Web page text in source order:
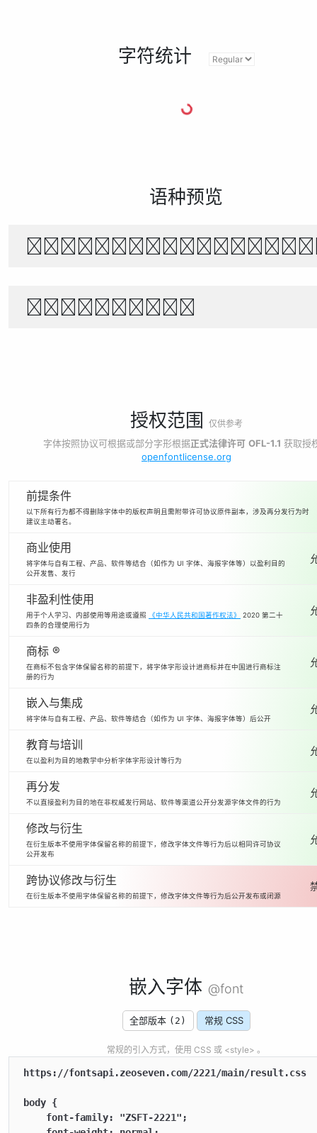
字符统计
语种预览
The quick brown
1234567890
授权范围 仅供参考
字体按照协议可根据或部分字形根据正式法律许可 OFL-1.1 获取授
openfontlicense.org
前提条件
以下所有行为都不得删除字体中的版权声明且需附带许可协议原件副本，涉及再分发行为时
建议主动署名。
商业使用
将字体与自有工程、产品、软件等结合（如作为 UI 字体、海报字体等）以盈利目的
公开发售、发行
非盈利性使用
用于个人学习、内部使用等用途或遵照 《中华人民共和国著作权法》
2020 第二十
四条的合理使用行为
商标 ®
在商标不包含字体保留名称的前提下，将字体字形设计进商标并在中国进行商标注
册的行为
嵌入与集成
将字体与自有工程、产品、软件等结合（如作为 UI 字体、海报字体等）后公开
教育与培训
在以盈利为目的地教学中分析字体字形设计等行为
再分发
不以直接盈利为目的地在非权威发行网站、软件等渠道公开分发源字体文件的行为
修改与衍生
在衍生版本不使用字体保留名称的前提下，修改字体文件等行为后以相同许可协议
公开发布
跨协议修改与衍生
在衍生版本不使用字体保留名称的前提下，修改字体文件等行为后公开发布或闭源
嵌入字体 @font
全部版本 (2) 常规 CSS
常规的引入方式，使用 CSS 或 <style> 。
https://fontsapi.zeoseven.com/2221/main/result.css
body {
    font-family: "ZSFT-2221";